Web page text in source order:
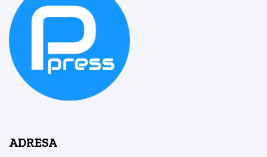
ADRESA